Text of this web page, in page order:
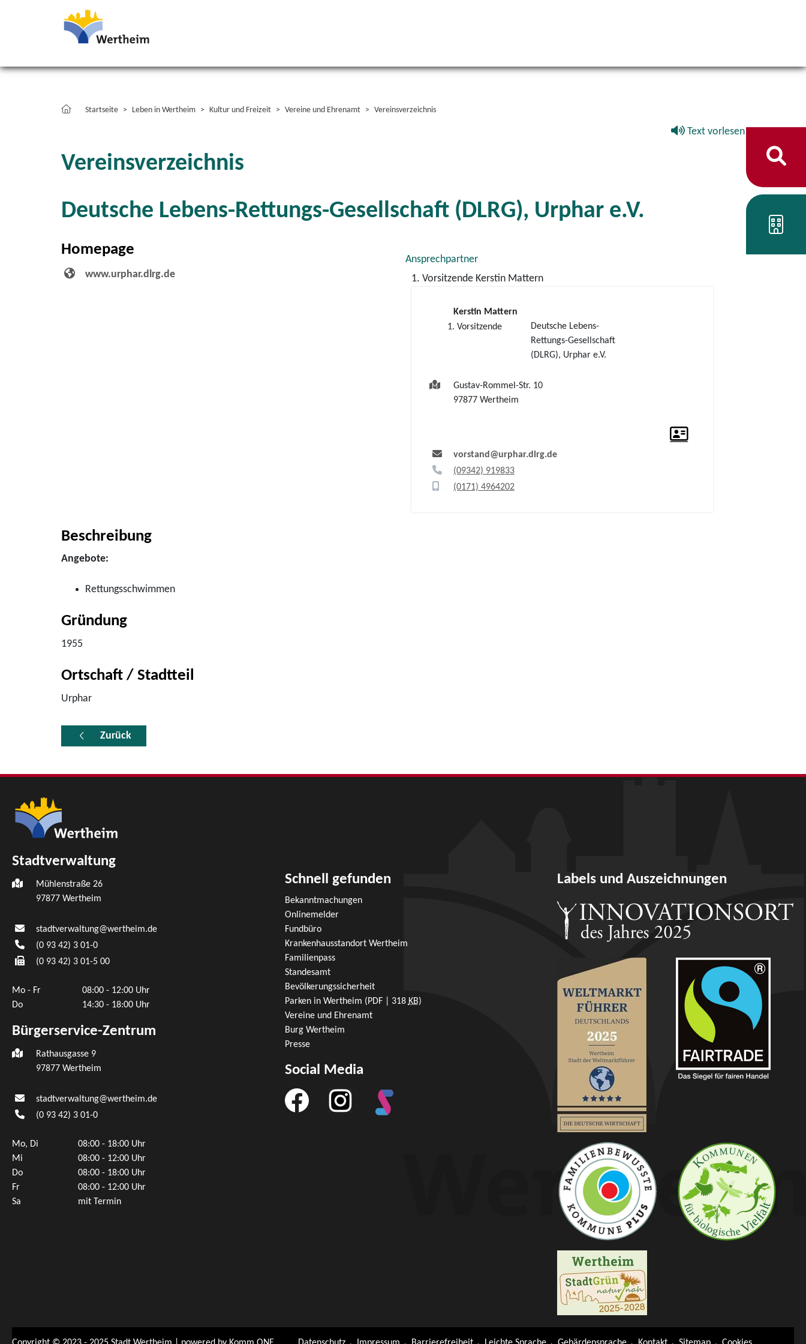
Startseite Leben in Wertheim Kultur und Freizeit Vereine und Ehrenamt Vereinsverzeichnis
Text vorlesen
Vereinsverzeichnis
Deutsche Lebens-Rettungs-Gesellschaft (DLRG), Urphar e.V.
Homepage
www.urphar.dlrg.de
Ansprechpartner
1. Vorsitzende Kerstin Mattern
1. Vorsitzende
Kerstin Mattern
Deutsche Lebens-
Rettungs-Gesellschaft
(DLRG), Urphar e.V.
Gustav-Rommel-Str. 10
97877 Wertheim
vorstand@urphar.dlrg.de
(09342) 919833
(0171) 4964202
Beschreibung
Angebote:
Rettungsschwimmen
Gründung
1955
Ortschaft / Stadtteil
Urphar
Zurück
Stadtverwaltung
Mühlenstraße 26
97877 Wertheim
stadtverwaltung@wertheim.de
(0 93 42) 3 01-0
(0 93 42) 3 01-5 00
Mo - Fr
08:00 - 12:00 Uhr
Do
14:30 - 18:00 Uhr
Bürgerservice-Zentrum
Rathausgasse 9
97877 Wertheim
stadtverwaltung@wertheim.de
(0 93 42) 3 01-0
Mo, Di
08:00 - 18:00 Uhr
Mi
08:00 - 12:00 Uhr
Do
08:00 - 18:00 Uhr
Fr
08:00 - 12:00 Uhr
Sa
mit Termin
Schnell gefunden
Bekanntmachungen
Onlinemelder
Fundbüro
Krankenhausstandort Wertheim
Familienpass
Standesamt
Bevölkerungssicherheit
Parken in Wertheim (PDF | 318 KB)
Vereine und Ehrenamt
Burg Wertheim
Presse
Social Media
Labels und Auszeichnungen